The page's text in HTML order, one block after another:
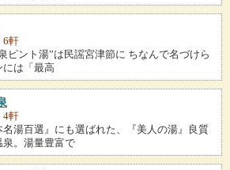
6軒
ピント湯”は民謡宮津節に ちなんで名づけら
には「最高
4軒
名湯百選』にも選ばれた、『美人の湯』良質
泉。湯量豊富で